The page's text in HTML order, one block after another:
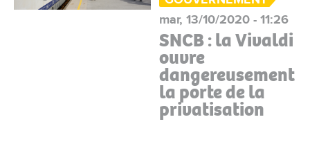
mar, 13/10/2020 - 11:26
SNCB : la Vivaldi
ouvre
dangereusement
la porte de la
privatisation